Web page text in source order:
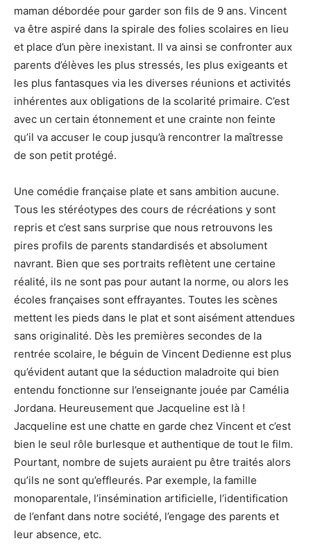
maman débordée pour garder son fils de 9 ans. Vincent
va être aspiré dans la spirale des folies scolaires en lieu
et place d’un père inexistant. Il va ainsi se confronter aux
parents d’élèves les plus stressés, les plus exigeants et
les plus fantasques via les diverses réunions et activités
inhérentes aux obligations de la scolarité primaire. C’est
avec un certain étonnement et une crainte non feinte
qu’il va accuser le coup jusqu’à rencontrer la maîtresse
de son petit protégé.
Une comédie française plate et sans ambition aucune.
Tous les stéréotypes des cours de récréations y sont
repris et c’est sans surprise que nous retrouvons les
pires profils de parents standardisés et absolument
navrant. Bien que ses portraits reflètent une certaine
réalité, ils ne sont pas pour autant la norme, ou alors les
écoles françaises sont effrayantes. Toutes les scènes
mettent les pieds dans le plat et sont aisément attendues
sans originalité. Dès les premières secondes de la
rentrée scolaire, le béguin de Vincent Dedienne est plus
qu’évident autant que la séduction maladroite qui bien
entendu fonctionne sur l’enseignante jouée par Camélia
Jordana. Heureusement que Jacqueline est là !
Jacqueline est une chatte en garde chez Vincent et c’est
bien le seul rôle burlesque et authentique de tout le film.
Pourtant, nombre de sujets auraient pu être traités alors
qu’ils ne sont qu’effleurés. Par exemple, la famille
monoparentale, l’insémination artificielle, l’identification
de l’enfant dans notre société, l’engage des parents et
leur absence, etc.